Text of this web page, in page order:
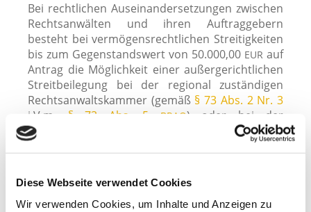
Diese Webseite verwendet Cookies
Wir verwenden Cookies, um Inhalte und Anzeigen zu
Bei recht­li­chen Auseinandersetzungen zwi­schen
Rechtsanwälten und ihren Auftraggebern
besteht bei ver­mö­gens­recht­li­chen Streitigkeiten
bis zum Gegenstandswert von 50.000,00 EUR auf
Antrag die Möglichkeit einer außer­ge­richt­li­chen
Streitbeilegung bei der regio­nal zustän­di­gen
Rechtsanwaltskammer (gemäß § 73 Abs. 2 Nr. 3
i.V.m. § 73 Abs. 5 BRAO) oder bei der
Schlichtungsstelle der Rechtsanwaltschaft(§ 191
f.
), ansäs­sig bei der
Rauchstraße 26, D‑10787 Berlin, t +49 (0) 30
mschlichtungsstelle[at]s‑d-r.org); im Internet